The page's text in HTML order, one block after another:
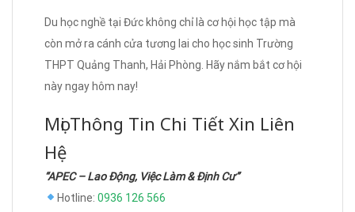
Du học nghề tại Đức không chỉ là cơ hội học tập mà
còn mở ra cánh cửa tương lai cho học sinh Trường
THPT Quảng Thanh, Hải Phòng. Hãy nắm bắt cơ hội
này ngay hôm nay!
Mọi Thông Tin Chi Tiết Xin Liên
Hệ
“APEC – Lao Động, Việc Làm & Định Cư”
Hotline: 0936 126 566